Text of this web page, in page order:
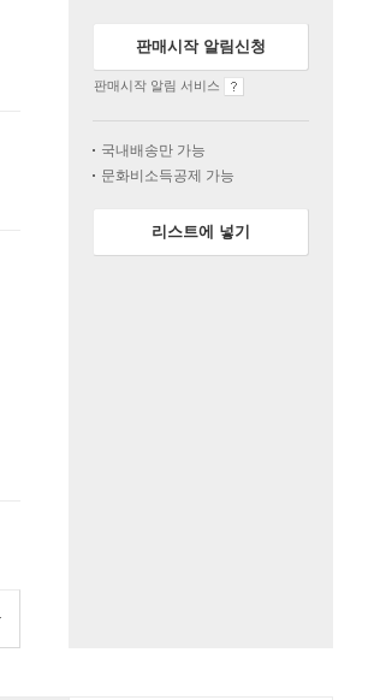
판매시작 알림신청
판매시작 알림 서비스
국내배송만 가능
문화비소득공제 가능
리스트에 넣기